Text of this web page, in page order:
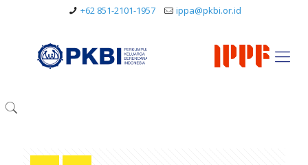
+62 851-2101-1957 ippa@pkbi.or.id